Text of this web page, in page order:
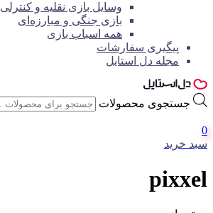
وسایل بازی نقلیه و کنترلی
بازی جنگی و مبارزه‌ای
همه اسباب بازی
پیگیری سفارشات
مجله دل استایل
جستجوی محصولات
0
سبد خرید
pixxel